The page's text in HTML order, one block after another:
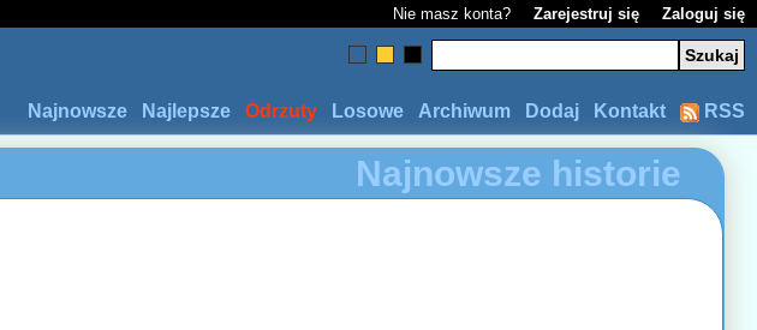
Nie masz konta? Zarejestruj się Zaloguj się
RSS
Kontakt
Dodaj
Archiwum
Losowe
Odrzuty
Najlepsze
Najnowsze
Najnowsze historie